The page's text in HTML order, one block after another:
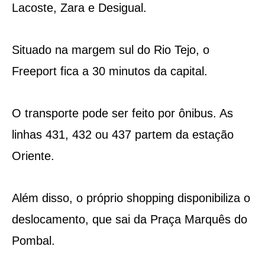
Lacoste, Zara e Desigual.
Situado na margem sul do Rio Tejo, o
Freeport fica a 30 minutos da capital.
O transporte pode ser feito por ônibus. As
linhas 431, 432 ou 437 partem da estação
Oriente.
Além disso, o próprio shopping disponibiliza o
deslocamento, que sai da Praça Marquês do
Pombal.